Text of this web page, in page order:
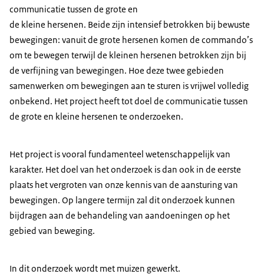
communicatie tussen de grote en
de kleine hersenen. Beide zijn intensief betrokken bij bewuste
bewegingen: vanuit de grote hersenen komen de commando’s
om te bewegen terwijl de kleinen hersenen betrokken zijn bij
de verfijning van bewegingen. Hoe deze twee gebieden
samenwerken om bewegingen aan te sturen is vrijwel volledig
onbekend. Het project heeft tot doel de communicatie tussen
de grote en kleine hersenen te onderzoeken.
Het project is vooral fundamenteel wetenschappelijk van
karakter. Het doel van het onderzoek is dan ook in de eerste
plaats het vergroten van onze kennis van de aansturing van
bewegingen. Op langere termijn zal dit onderzoek kunnen
bijdragen aan de behandeling van aandoeningen op het
gebied van beweging.
In dit onderzoek wordt met muizen gewerkt.